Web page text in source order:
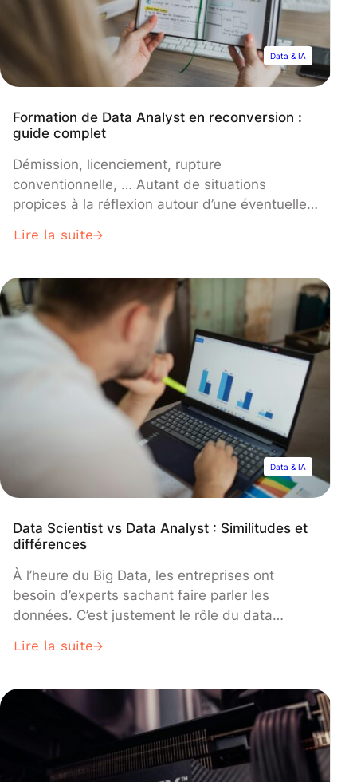
comment les développer pour se démarquer
sur le marché du travail.
Data & IA
Formation de Data Analyst en reconversion :
guide complet
Démission, licenciement, rupture
conventionnelle, … Autant de situations
propices à la réflexion autour d’une éventuelle
en analyste de données.
Lire la suite
Data & IA
Data Scientist vs Data Analyst : Similitudes et
différences
À l’heure du Big Data, les entreprises ont
besoin d’experts sachant faire parler les
données. C’est justement le rôle du data
professionnels maîtrisent l’analyse des
organisations. Alors quelles sont les similitudes
? Quelles sont les différences ? Découvrez le
match data scientist vs data analyst.
Lire la suite